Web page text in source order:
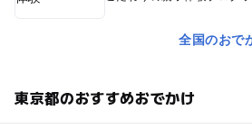
全国のおで
東京都のおすすめおでかけ